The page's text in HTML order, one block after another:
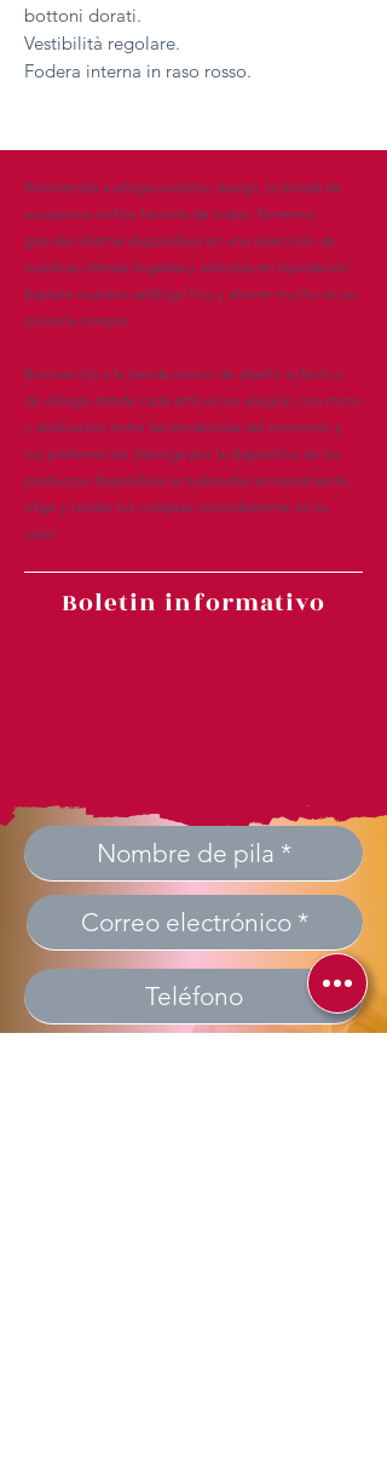
bottoni dorati.
Vestibilità regolare.
Fodera interna in raso rosso.
Bienvenido a allegra eclectic design, la tienda de
accesorios online favorita de todos. Tenemos
grandes ofertas disponibles en una selección de
nuestras últimas llegadas y artículos en liquidación.
Explore nuestro catálogo hoy y ahorre mucho en su
próxima compra.
Bienvenido a la tienda online de diseño ecléctico
de Allegra donde cada artículo es elegido con mimo
y dedicación entre las tendencias del momento y
tus preferencias ¡Navega por la diapositiva de los
productos disponibles actualizados semanalmente,
elige y recibe tus compras cómodamente en tu
casa!
Boletin informativo